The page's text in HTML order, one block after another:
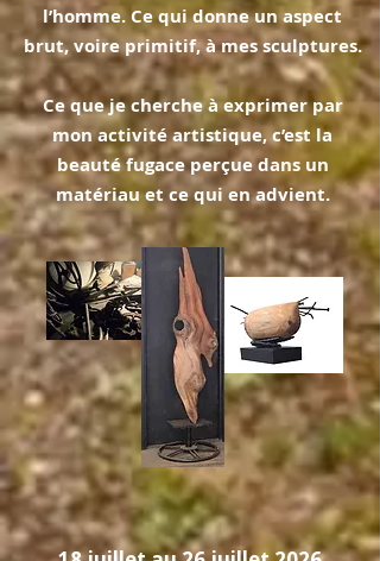
l’homme. Ce qui donne un aspect
brut, voire primitif, à mes sculptures.
Ce que je cherche à exprimer par
mon activité artistique, c’est la
beauté fugace perçue dans un
matériau et ce qui en advient.